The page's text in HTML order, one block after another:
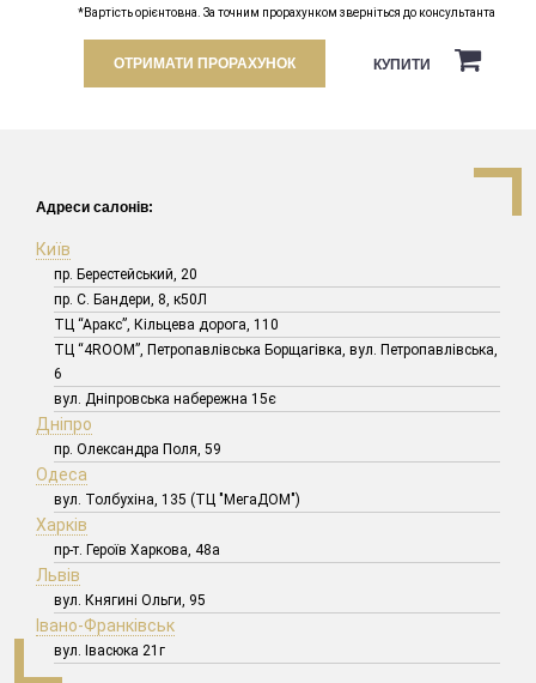
*Вартість орієнтовна. За точним прорахунком зверніться до консультанта
ОТРИМАТИ ПРОРАХУНОК КУПИТИ
Адреси салонів:
Київ
пр. Берестейський, 20
пр. С. Бандери, 8, к50Л
ТЦ “Аракс”, Кільцева дорога, 110
ТЦ “4ROOM”, Петропавлівська Борщагівка, вул. Петропавлівська,
6
вул. Дніпровська набережна 15є
Дніпро
пр. Олександра Поля, 59
Одеса
вул. Толбухіна, 135 (ТЦ "МегаДОМ")
Харків
пр-т. Героїв Харкова, 48а
Львів
вул. Княгині Ольги, 95
Івано-Франківськ
вул. Івасюка 21г